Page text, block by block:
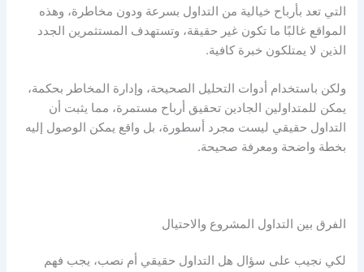
التي تعد بأرباح خيالية من التداول بسرعة ودون مخاطرة، وهذه
المواقع غالبًا ما تكون غير حقيقة، وتستهدف المستثمرين الجدد
الذين لا يمتلكون خبرة كافية.
ولكن باستخدام أدوات التحليل الصحيحة، وإدارة المخاطر بحكمة،
يمكن للمتداولين الجادين تحقيق أرباح مستمرة، مما يثبت أن
التداول حقيقي ليست مجرد أسطورة، بل واقع يمكن الوصول إليه
بخطة واضحة ومعرفة صحيحة.
الفرق بين التداول المشروع والاحتيال
لكي نجيب على سؤال هل التداول حقيقي أم نصب، يجب فهم